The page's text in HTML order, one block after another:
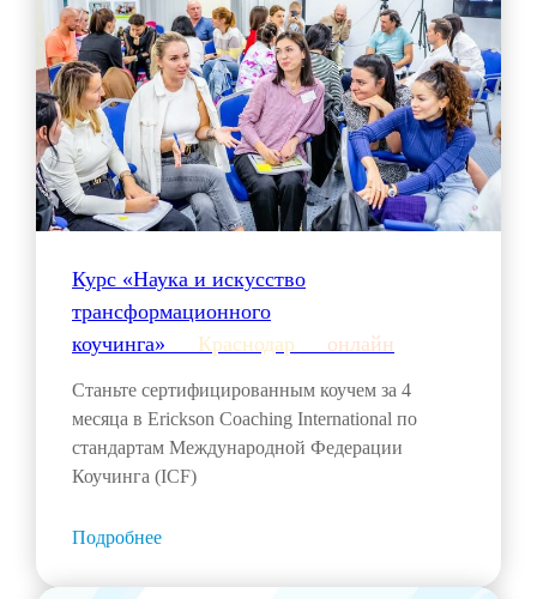
Курс «Наука и искусство
трансформационного
коучинга»___ Краснодар онлайн
Станьте сертифицированным коучем за 4
месяца в Erickson Coaching International по
стандартам Международной Федерации
Коучинга (ICF)
Подробнее